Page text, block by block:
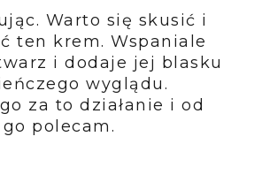
Warto się skusić i
ten krem. Wspaniale
i dodaje jej blasku
wyglądu.
za to działanie i od
polecam.